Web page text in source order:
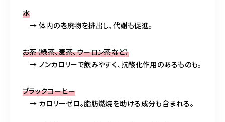
水
→ 体内の老廃物を排出し、代謝も促進。
お茶（緑茶、麦茶、ウーロン茶など）
→ ノンカロリーで飲みやすく、抗酸化作用のあるものも。
ブラックコーヒー
→ カロリーゼロ。脂肪燃焼を助ける成分も含まれる。